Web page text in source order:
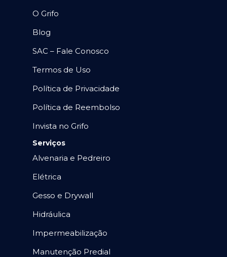
O Grifo
Blog
SAC – Fale Conosco
Termos de Uso
Política de Privacidade
Política de Reembolso
Invista no Grifo
Serviços
Alvenaria e Pedreiro
Elétrica
Gesso e Drywall
Hidráulica
Impermeabilização
Manutenção Predial